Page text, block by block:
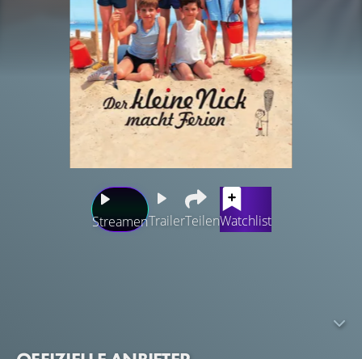
StreamenTrailerTeilenWatchlist
menschenleeren Paris zurück. Für den kleinen Nick geht